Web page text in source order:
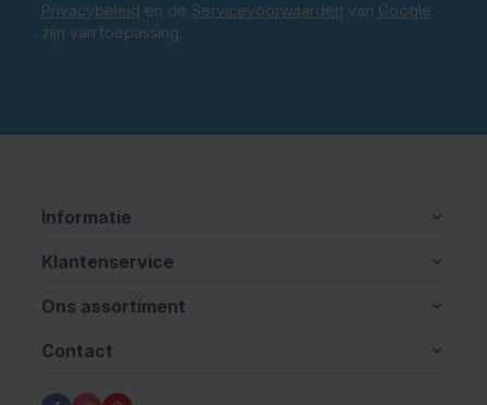
Privacybeleid en de Servicevoorwaarden van Google
zijn van toepassing.
Informatie
Klantenservice
Ons assortiment
Contact